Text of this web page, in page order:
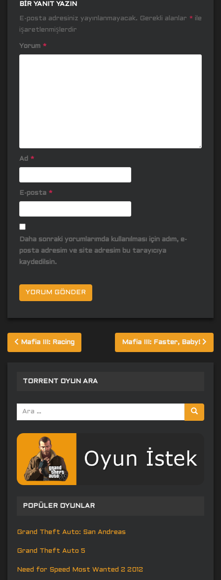
BIR YANIT YAZIN
E-posta adresiniz yayınlanmayacak. Gerekli alanlar * ile
işaretlenmişlerdir
Yorum *
Ad *
E-posta *
Daha sonraki yorumlarımda kullanılması için adım, e-
posta adresim ve site adresim bu tarayıcıya
kaydedilsin.
Yazı
gezinmesi
Mafia III: Racing Mafia III: Faster, Baby!
TORRENT OYUN ARA
Arama
yap:
POPÜLER OYUNLAR
Grand Theft Auto: San Andreas
Grand Theft Auto 5
Need for Speed Most Wanted 2 2012